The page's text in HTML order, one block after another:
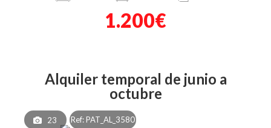
1.200€
alquiler temporal de junio a
octubre
23 Ref: PAT_AL_3580